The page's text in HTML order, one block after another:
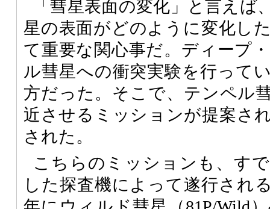
「彗星表面の変化」と言えば
星の表面がどのように変化し
て重要な関心事だ。ディープ
ル彗星への衝突実験を行って
方だった。そこで、テンペル
近させるミッションが提案さ
された。
こちらのミッションも、す
した探査機によって遂行され